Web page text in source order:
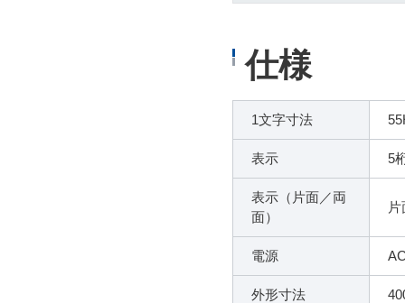
仕様
1文字寸法
表示 5
表示（片面／両
面）
片
電源
外形寸法